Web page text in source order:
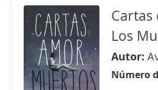
Cartas
Los
Autor:
Número